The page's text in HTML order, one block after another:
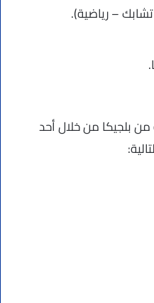
– رياضية).
بلجيكا من خلال أحد